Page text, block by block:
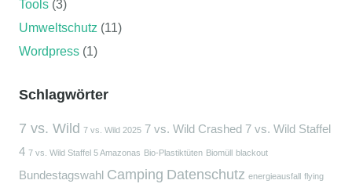
Tools (3)
Umweltschutz (11)
Wordpress (1)
Schlagwörter
7 vs. Wild 7 vs. Wild 2025 7 vs. Wild Crashed 7 vs. Wild Staffel
4 7 vs. Wild Staffel 5 Amazonas Bio-Plastiktüten Biomüll blackout
Bundestagswahl Camping Datenschutz energieausfall flying